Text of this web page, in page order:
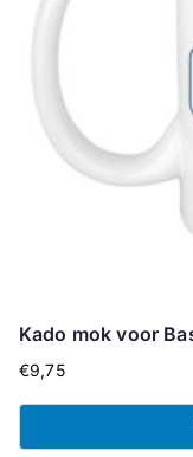
Kado mok voor
€9,75